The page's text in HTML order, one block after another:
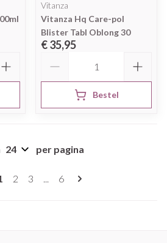
Vitanza
Vitanza Hq Care-pol
Blister Tabl Oblong 30
€ 35,95
Bestel
Pagina's
lees momenteel pagina
Pagina
2 Pagina
3 ... Pagina
6
per pagina